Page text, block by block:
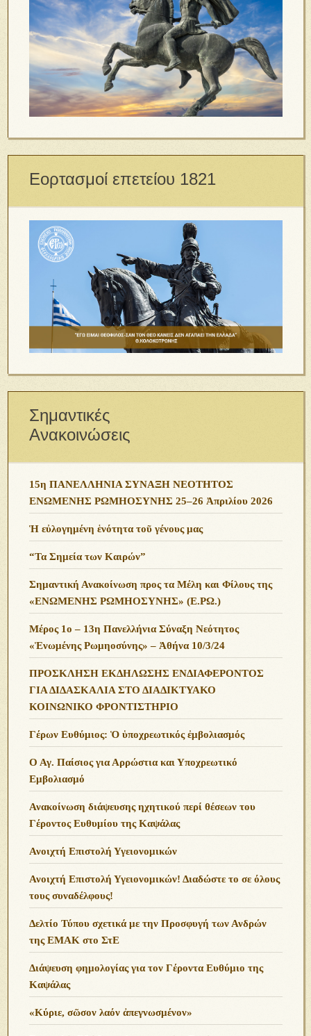
Εορτασμοί επετείου 1821
Σημαντικές
Ανακοινώσεις
15η ΠΑΝΕΛΛΗΝΙΑ ΣΥΝΑΞΗ ΝΕΟΤΗΤΟΣ
ΕΝΩΜΕΝΗΣ ΡΩΜΗΟΣΥΝΗΣ 25–26 Ἀπριλίου 2026
Ἡ εὐλογημένη ἑνότητα τοῦ γένους μας
“Τα Σημεία των Καιρών”
Σημαντική Ανακοίνωση προς τα Μέλη και Φίλους της
«ΕΝΩΜΕΝΗΣ ΡΩΜΗΟΣΥΝΗΣ» (Ε.ΡΩ.)
Μέρος 1ο – 13η Πανελλήνια Σύναξη Νεότητος
«Ἑνωμένης Ρωμηοσύνης» – Ἀθήνα 10/3/24
ΠΡΟΣΚΛΗΣΗ ΕΚΔΗΛΩΣΗΣ ΕΝΔΙΑΦΕΡΟΝΤΟΣ
ΓΙΑ ΔΙΔΑΣΚΑΛΙΑ ΣΤΟ ΔΙΑΔΙΚΤΥΑΚΟ
ΚΟΙΝΩΝΙΚΟ ΦΡΟΝΤΙΣΤΗΡΙΟ
Γέρων Ευθύμιος: Ὁ ὑποχρεωτικός ἐμβολιασμός
Ο Αγ. Παίσιος για Αρρώστια και Υποχρεωτικό
Εμβολιασμό
Ανακοίνωση διάψευσης ηχητικού περί θέσεων του
Γέροντος Ευθυμίου της Καψάλας
Ανοιχτή Επιστολή Υγειονομικών
Ανοιχτή Επιστολή Υγειονομικών! Διαδώστε το σε όλους
τους συναδέλφους!
Δελτίο Τύπου σχετικά με την Προσφυγή των Ανδρών
της ΕΜΑΚ στο ΣτΕ
Διάψευση φημολογίας για τον Γέροντα Ευθύμιο της
Καψάλας
«Κύριε, σῶσον λαόν ἀπεγνωσμένον»